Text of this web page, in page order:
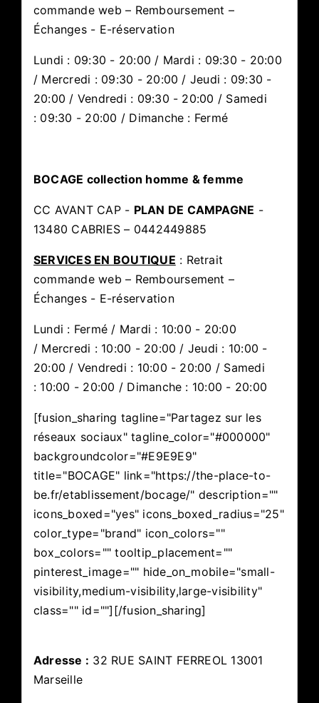
commande web – Remboursement –
Échanges - E-réservation
Lundi : 09:30 - 20:00 / Mardi : 09:30 - 20:00
/ Mercredi : 09:30 - 20:00 / Jeudi : 09:30 -
20:00 / Vendredi : 09:30 - 20:00 / Samedi
: 09:30 - 20:00 / Dimanche : Fermé
BOCAGE collection homme & femme
CC AVANT CAP - PLAN DE CAMPAGNE -
13480 CABRIES – 0442449885
SERVICES EN BOUTIQUE : Retrait
commande web – Remboursement –
Échanges - E-réservation
Lundi : Fermé / Mardi : 10:00 - 20:00
/ Mercredi : 10:00 - 20:00 / Jeudi : 10:00 -
20:00 / Vendredi : 10:00 - 20:00 / Samedi
: 10:00 - 20:00 / Dimanche : 10:00 - 20:00
[fusion_sharing tagline="Partagez sur les
réseaux sociaux" tagline_color="#000000"
backgroundcolor="#E9E9E9"
title="BOCAGE" link="https://the-place-to-
be.fr/etablissement/bocage/" description=""
icons_boxed="yes" icons_boxed_radius="25"
color_type="brand" icon_colors=""
box_colors="" tooltip_placement=""
pinterest_image="" hide_on_mobile="small-
visibility,medium-visibility,large-visibility"
class="" id=""][/fusion_sharing]
Adresse : 32 RUE SAINT FERREOL 13001
Marseille